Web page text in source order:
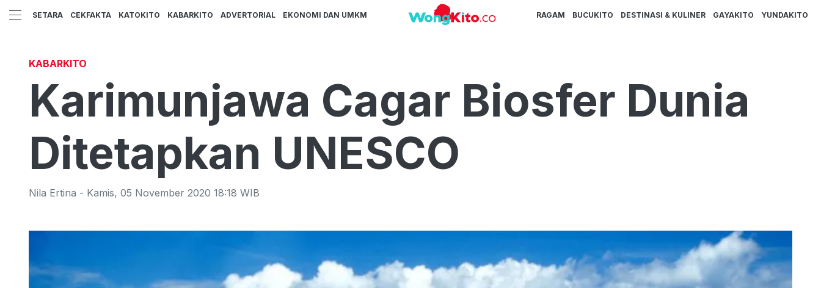
SETARA CEKFAKTA KATOKITO KABARKITO ADVERTORIAL EKONOMI DAN UMKM RAGAM BUCUKITO DESTINASI & KULINER GAYAKITO YUNDAKITO
KABARKITO
Karimunjawa Cagar Biosfer Dunia
Ditetapkan UNESCO
Nila Ertina - Kamis, 05 November 2020 18:18 WIB